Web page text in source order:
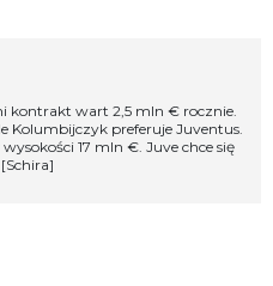
kontrakt wart 2,5 mln € rocznie.
Kolumbijczyk preferuje Juventus.
17 mln €. Juve chce się